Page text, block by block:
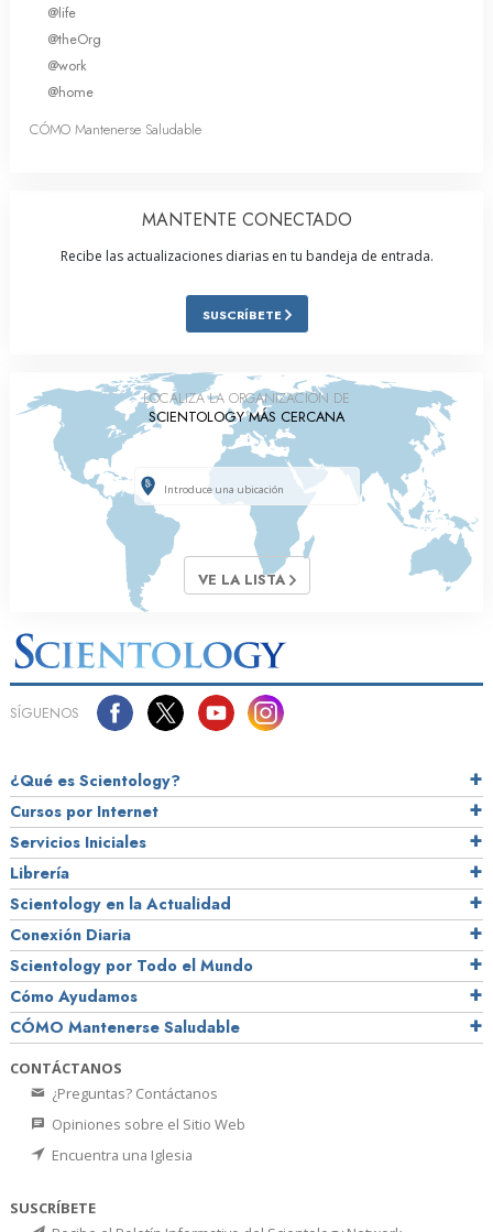
@life
@theOrg
@work
@home
CÓMO Mantenerse Saludable
MANTENTE CONECTADO
Recibe las actualizaciones diarias en tu bandeja de entrada.
SUSCRÍBETE
LOCALIZA LA ORGANIZACIÓN DE
SCIENTOLOGY MÁS CERCANA
VE LA LISTA
SÍGUENOS
¿Qué es Scientology?
Cursos por Internet
Servicios Iniciales
Librería
Scientology en la Actualidad
Conexión Diaria
Scientology por Todo el Mundo
Cómo Ayudamos
CÓMO Mantenerse Saludable
CONTÁCTANOS
¿Preguntas? Contáctanos
Opiniones sobre el Sitio Web
Encuentra una Iglesia
SUSCRÍBETE